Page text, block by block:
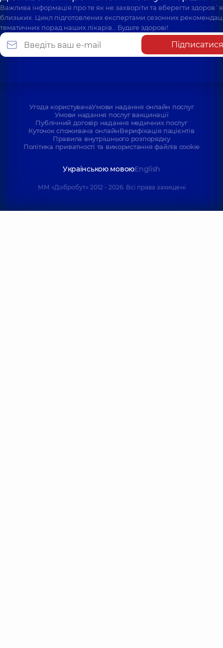
Важлива інформація про те як не захворіти та вберегти
близьких. Цикл підготовлених експертами сезонних
тематичних порад наших лікарів… Будьте здорові!
Підписатися
Угода користувачаУмови надання онлайн послуг
Умови надання послуг вакцинації
Публічний договір надання медичних послуг
Куточок споживача онлайнВерифікація пацієнтів
Правила внутрішнього розпорядку
Політика приватності та використання файлів cookie
Українською мовоюEnglish
ММ «Добробут» 2012 - 2026. Всі права захищені